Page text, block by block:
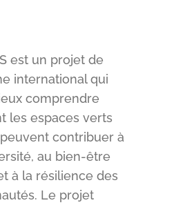
est un projet de
international qui
comprendre
les espaces verts
contribuer à
au bien-être
à la résilience des
Le projet